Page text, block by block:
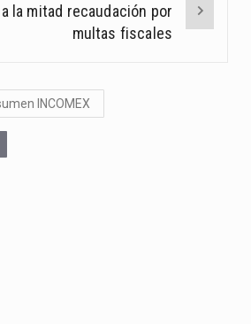
la mitad recaudación por
multas fiscales
INCOMEX